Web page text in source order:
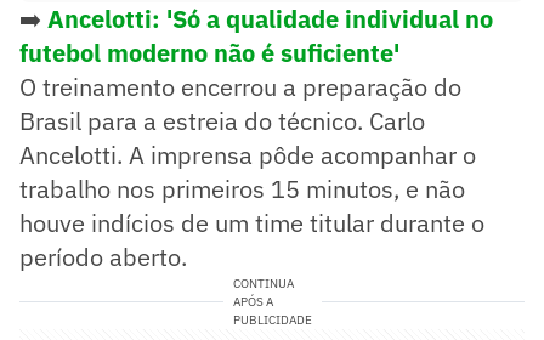
➡️ Ancelotti: 'Só a qualidade individual no
futebol moderno não é suficiente'
O treinamento encerrou a preparação do
Brasil para a estreia do técnico. Carlo
Ancelotti. A imprensa pôde acompanhar o
trabalho nos primeiros 15 minutos, e não
houve indícios de um time titular durante o
período aberto.
CONTINUA
APÓS A
PUBLICIDADE